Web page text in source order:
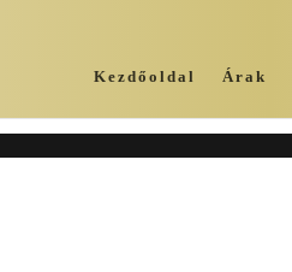
Kezdőoldal Árak